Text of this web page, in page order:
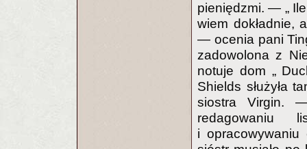
pieniędzmi. — „
wiem dokładnie,
— ocenia pani
zadowolona z
notuje dom „
Shields służyła
siostra Virgin.
redagowaniu
i